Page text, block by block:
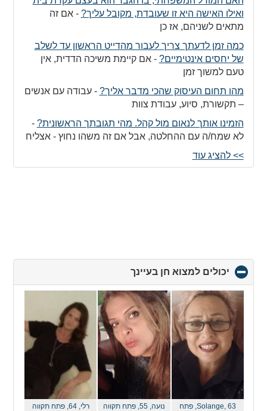
ואילו האישה היא זו שעובדת, מקובל עליך? -אם זה
מתאים לשניהם, אז כן
כמה זמן לדעתך צריך לעבור מהדייט הראשון עד לשלב
של יחסים אינטימיים? -אם קיימת משיכה הדדית, אין
טעם למשוך זמן
מהו תחום העיסוק שהכי מדבר אליך? -עבודה עם אנשים
– תקשורת, סיוע, עבודת צוות
הזמינו אותך לנאום מול קהל. מהי תגובתך הראשונית? -
לא שמח/ה עם ההחלטה, אבל אם זה משהו נחוץ - אצליח
>> להציג עוד
יכולים למצוא חן בעיינך
to
collapse
contents
Solange, 63, פתח
נועה, 55, פתח תקווה רלי, 64, פתח תקווה